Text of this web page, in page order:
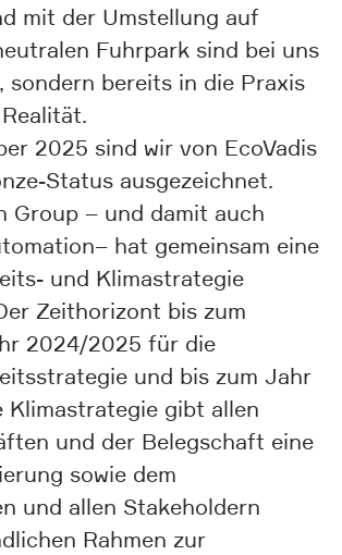
mit der Umstellung auf
Fuhrpark sind bei uns
sondern bereits in die Praxis
2025 sind wir von EcoVadis
Status ausgezeichnet.
Group – und damit auch
hat gemeinsam eine
und Klimastrategie
Zeithorizont bis zum
2024/2025 für die
und bis zum Jahr
Klimastrategie gibt allen
und der Belegschaft eine
sowie dem
und allen Stakeholdern
Rahmen zur